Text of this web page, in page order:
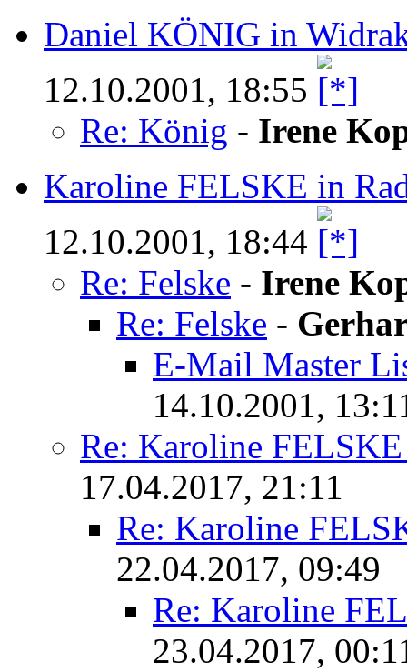
Daniel KÖNIG in
12.10.2001, 18:55
Re: König - Irene
Karoline FELSKE in
12.10.2001, 18:44
Re: Felske - Irene
Re: Felske -
E-Mail Master
14.10.2001,
Re: Karoline
17.04.2017, 21:11
Re: Karoline
22.04.2017, 09:49
Re: Karoline
23.04.2017,